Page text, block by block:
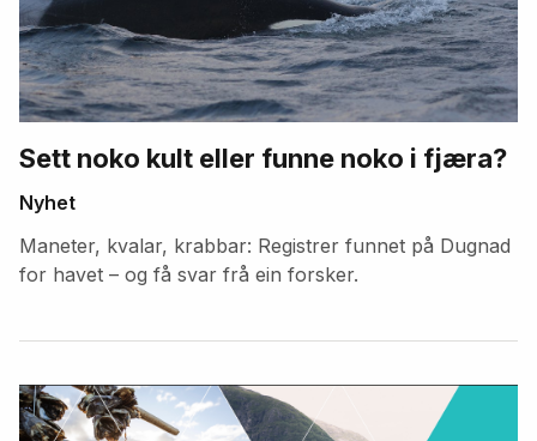
Sett noko kult eller funne noko i fjæra?
Nyhet
Maneter, kvalar, krabbar: Registrer funnet på Dugnad
for havet – og få svar frå ein forsker.